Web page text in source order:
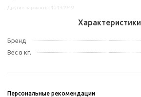
Характеристики
Бренд
Вес в кг.
Персональные рекомендации